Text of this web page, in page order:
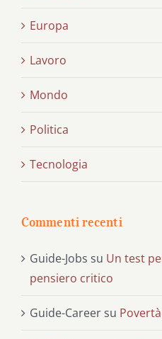
Europa
Lavoro
Mondo
Politica
Tecnologia
Commenti recenti
Guide-Jobs su Un test
pensiero critico
Guide-Career su Povertà